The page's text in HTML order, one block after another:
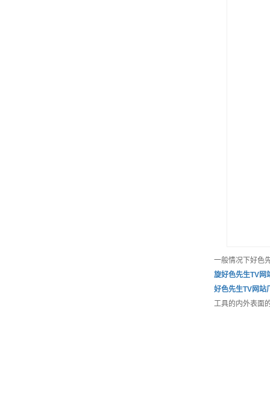
一般情况下好
旋好色先生TV网
好色先生TV网站
工具的内外表